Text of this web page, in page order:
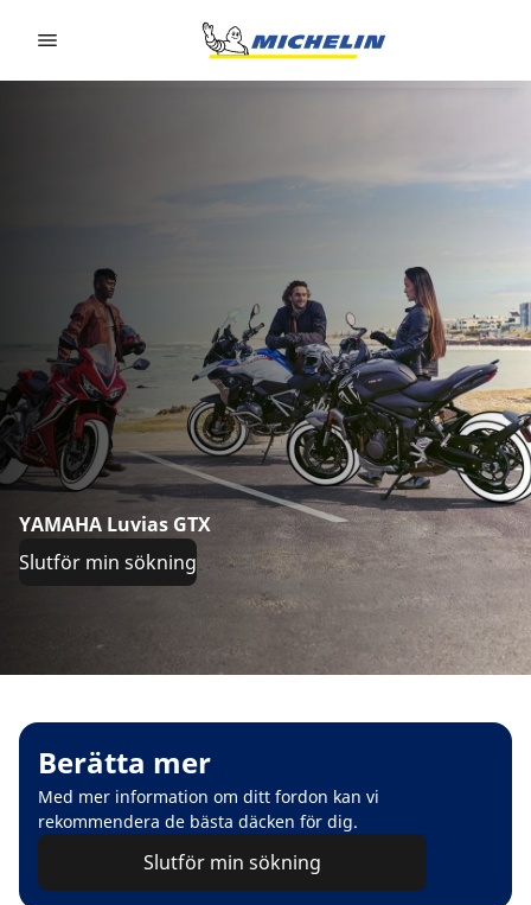
YAMAHA Luvias GTX
Slutför min sökning
Berätta mer
Med mer information om ditt fordon kan vi
rekommendera de bästa däcken för dig.
Slutför min sökning